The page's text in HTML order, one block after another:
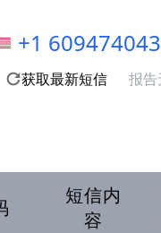
+1
获取最新短信 报告
短信内
容